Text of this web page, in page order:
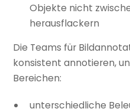
Objekte nicht
herausflackern
Die Teams für
konsistent annotieren,
Bereichen:
unterschiedliche